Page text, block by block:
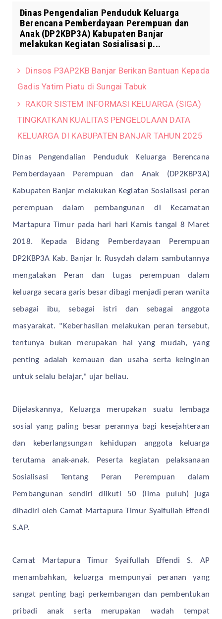
Dinas Pengendalian Penduduk Keluarga
Berencana Pemberdayaan Perempuan dan
Anak (DP2KBP3A) Kabupaten Banjar
melakukan Kegiatan Sosialisasi p...
Dinsos P3AP2KB Banjar Berikan Bantuan Kepada
Gadis Yatim Piatu di Sungai Tabuk
RAKOR SISTEM INFORMASI KELUARGA (SIGA)
TINGKATKAN KUALITAS PENGELOLAAN DATA
KELUARGA DI KABUPATEN BANJAR TAHUN 2025
Dinas Pengendalian Penduduk Keluarga Berencana
Pemberdayaan Perempuan dan Anak (DP2KBP3A)
Kabupaten Banjar melakukan Kegiatan Sosialisasi peran
perempuan dalam pembangunan di Kecamatan
Martapura Timur pada hari hari Kamis tangal 8 Maret
2018. Kepada Bidang Pemberdayaan Perempuan
DP2KBP3A Kab. Banjar Ir. Rusydah dalam sambutannya
mengatakan Peran dan tugas perempuan dalam
keluarga secara garis besar dibagi menjadi peran wanita
sebagai ibu, sebagai istri dan sebagai anggota
masyarakat. "Keberhasilan melakukan peran tersebut,
tentunya bukan merupakan hal yang mudah, yang
penting adalah kemauan dan usaha serta keinginan
untuk selalu belajar," ujar beliau.
Dijelaskannya, Keluarga merupakan suatu lembaga
sosial yang paling besar perannya bagi kesejahteraan
dan keberlangsungan kehidupan anggota keluarga
terutama anak-anak. Peserta kegiatan pelaksanaan
Sosialisasi Tentang Peran Perempuan dalam
Pembangunan sendiri diikuti 50 (lima puluh) juga
dihadiri oleh Camat Martapura Timur Syaifullah Effendi
S.AP.
Camat Martapura Timur Syaifullah Effendi S. AP
menambahkan, keluarga mempunyai peranan yang
sangat penting bagi perkembangan dan pembentukan
pribadi anak serta merupakan wadah tempat